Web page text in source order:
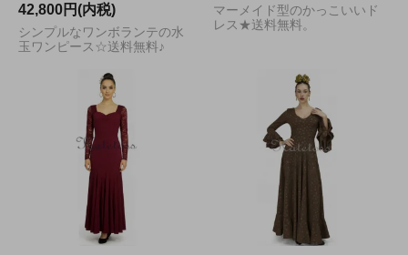
42,800円(内税)
シンプルなワンボランテの水
玉ワンピース☆送料無料♪
マーメイド型のかっこいいド
レス★送料無料。